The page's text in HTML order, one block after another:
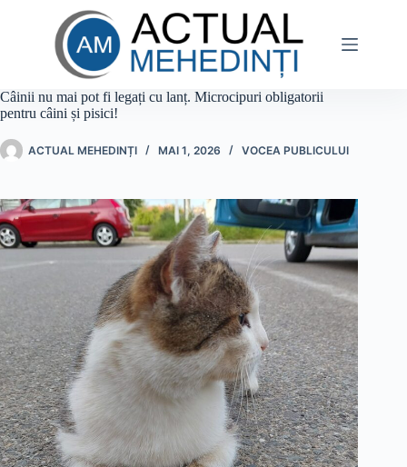
Câinii nu mai pot fi legați cu lanț. Microcipuri obligatorii
pentru câini și pisici!
ACTUAL MEHEDINȚI MAI 1, 2026 VOCEA PUBLICULUI